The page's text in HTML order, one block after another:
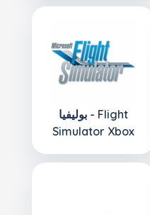
بوليفيا - Flight
Simulator Xbox